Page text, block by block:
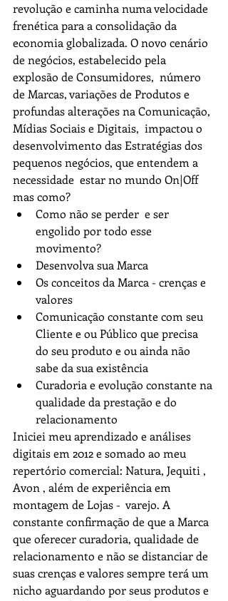
revolução e caminha numa velocidade
frenética para a consolidação da
economia globalizada. O novo cenário
de negócios, estabelecido pela
explosão de Consumidores,  número
de Marcas, variações de Produtos e
profundas alterações na Comunicação,
Mídias Sociais e Digitais,  impactou o
desenvolvimento das Estratégias dos
pequenos negócios, que entendem a
necessidade  estar no mundo On|Off
mas como?
Como não se perder  e ser
engolido por todo esse
movimento?
Desenvolva sua Marca
Os conceitos da Marca - crenças e
valores
Comunicação constante com seu
Cliente e ou Público que precisa
do seu produto e ou ainda não
sabe da sua existência
Curadoria e evolução constante na
qualidade da prestação e do
relacionamento
Iniciei meu aprendizado e análises
digitais em 2012 e somado ao meu
repertório comercial: Natura, Jequiti ,
Avon , além de experiência em
montagem de Lojas -  varejo. A
constante confirmação de que a Marca
que oferecer curadoria, qualidade de
relacionamento e não se distanciar de
suas crenças e valores sempre terá um
nicho aguardando por seus produtos e